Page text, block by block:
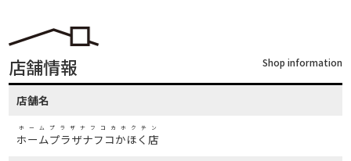
店舗情報 Shop information
店舗名
ホームプラザナフコかほく店
ホームプラザナフコカホクテン